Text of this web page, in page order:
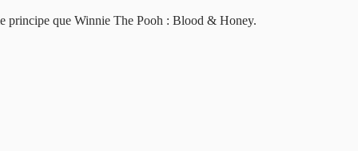
principe que Winnie The Pooh : Blood & Honey.